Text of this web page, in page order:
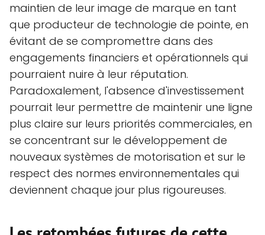
maintien de leur image de marque en tant
que producteur de technologie de pointe, en
évitant de se compromettre dans des
engagements financiers et opérationnels qui
pourraient nuire à leur réputation.
Paradoxalement, l'absence d'investissement
pourrait leur permettre de maintenir une ligne
plus claire sur leurs priorités commerciales, en
se concentrant sur le développement de
nouveaux systèmes de motorisation et sur le
respect des normes environnementales qui
deviennent chaque jour plus rigoureuses.